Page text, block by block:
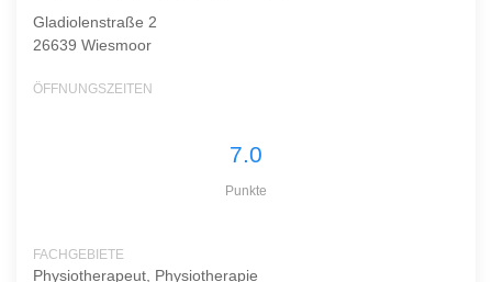
Gladiolenstraße 2
26639 Wiesmoor
ÖFFNUNGSZEITEN
7.0
Punkte
FACHGEBIETE
Physiotherapeut, Physiotherapie